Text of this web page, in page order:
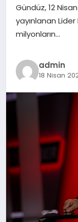
Gündüz, 12
yayınlanan
milyonların…
admin
18 Nisan